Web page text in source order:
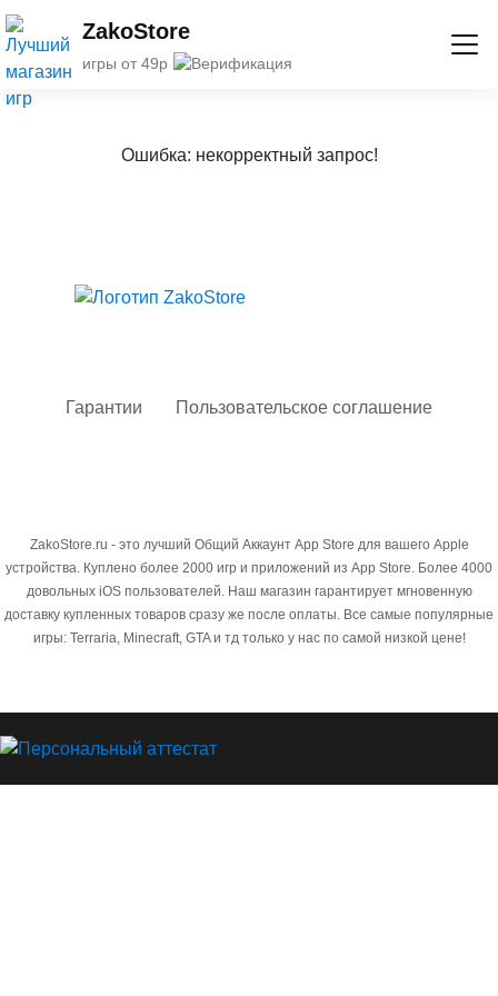
ZakoStore
игры от 49р
Ошибка: некорректный запрос!
Гарантии Пользовательское соглашение
ZakoStore.ru - это лучший Общий Аккаунт App Store для вашего Apple
устройства. Куплено более 2000 игр и приложений из App Store. Более 4000
довольных iOS пользователей. Наш магазин гарантирует мгновенную
доставку купленных товаров сразу же после оплаты. Все самые популярные
игры: Terraria, Minecraft, GTA и тд только у нас по самой низкой цене!